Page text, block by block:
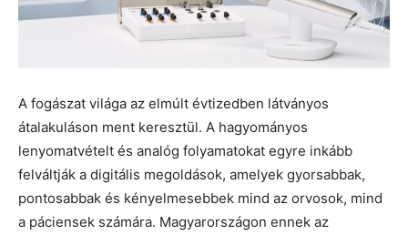
A fogászat világa az elmúlt évtizedben látványos
átalakuláson ment keresztül. A hagyományos
lenyomatvételt és analóg folyamatokat egyre inkább
felváltják a digitális megoldások, amelyek gyorsabbak,
pontosabbak és kényelmesebbek mind az orvosok, mind
a páciensek számára. Magyarországon ennek az